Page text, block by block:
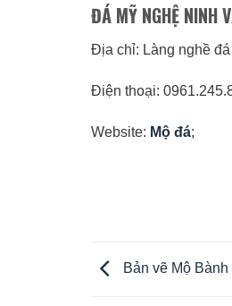
ĐÁ MỸ NGHỆ NINH
Địa chỉ: Làng nghề
Điện thoại:
Website: Mộ đá;
Bản vẽ Mộ